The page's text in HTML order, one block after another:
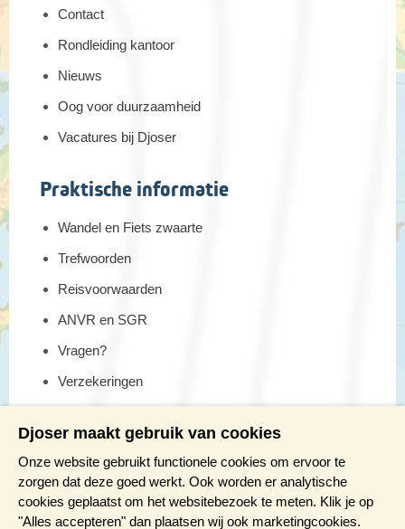
Contact
Rondleiding kantoor
Nieuws
Oog voor duurzaamheid
Vacatures bij Djoser
Praktische informatie
Wandel en Fiets zwaarte
Trefwoorden
Reisvoorwaarden
ANVR en SGR
Vragen?
Verzekeringen
Meer weten?
Brochure aanvragen
Djoser maakt gebruik van cookies
Onze website gebruikt functionele cookies om ervoor te
zorgen dat deze goed werkt. Ook worden er analytische
cookies geplaatst om het websitebezoek te meten. Klik je op
"Alles accepteren" dan plaatsen wij ook marketingcookies.